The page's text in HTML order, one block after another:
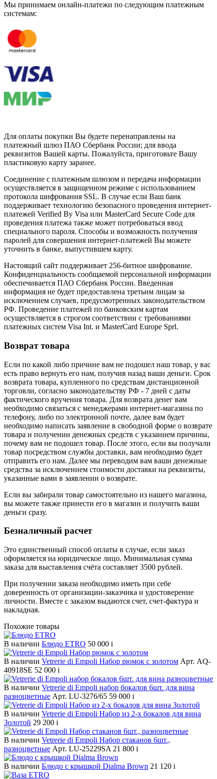
Мы принимаем онлайн-платежи по cледующим платежным
системам:
Для оплаты покупки Вы будете перенаправлены на
платежный шлюз ПАО Сбербанк России; для ввода
реквизитов Вашей карты. Пожалуйста, приготовьте Вашу
пластиковую карту заранее.
Соединение с платежным шлюзом и передача информации
осуществляется в защищенном режиме с использованием
протокола шифрования SSL. В случае если Ваш банк
поддерживает технологию безопасного проведения интернет-
платежей Verified By Visa или MasterCard Secure Code для
проведения платежа также может потребоваться ввод
специального пароля. Способы и возможность получения
паролей для совершения интернет-платежей Вы можете
уточнить в банке, выпустившем карту.
Настоящий сайт поддерживает 256-битное шифрование.
Конфиденциальность сообщаемой персональной информации
обеспечивается ПАО Сбербанк России. Введенная
информация не будет предоставлена третьим лицам за
исключением случаев, предусмотренных законодательством
РФ. Проведение платежей по банковским картам
осуществляется в строгом соответствии с требованиями
платежных систем Visa Int. и MasterCard Europe Sprl.
Возврат товара
Если по какой либо причине вам не подошел наш товар, у вас
есть право вернуть его нам, получив назад ваши деньги. Срок
возврата товара, купленного по средствам дистанционной
торговли, согласно законодательству РФ - 7 дней с даты
фактического вручения товара. Для возврата денег вам
необходимо связаться с менеджерами интернет-магазина по
телефону, либо по электронной почте, далее вам будет
необходимо написать заявление в свободной форме о возврате
товара и получении денежных средств с указанием причины,
почему вам не подошел товар. После этого, если вы получали
товар посредством службы доставки, вам необходимо будет
отправить его нам. Далее мы переводим вам ваши денежные
средства за исключением стоимости доставки на реквизиты,
указанные вами в заявлении о возврате.
Если вы забирали товар самостоятельно из нашего магазина,
вы можете также принести его в магазин и получить ваши
деньги сразу.
Безналичный расчет
Это единственный способ оплаты в случае, если заказ
оформляется на юридическое лицо. Минимальная сумма
заказа для выставления счёта составляет 3500 рублей.
При получении заказа необходимо иметь при себе
доверенность от организации-заказчика и удостоверение
личности. Вместе с заказом выдаются счет, счет-фактура и
накладная.
Похожие товары
В наличии Блюдо ETRO 50 000 i
В наличии Vetrerie di Empoli Набор рюмок с золотом Арт. AQ-
40918SE 52 000 i
В наличии Vetrerie di Empoli набор бокалов 6шт. для вина
разноцветные Арт. LU-3276/65 59 000 i
В наличии Vetrerie di Empoli Набор из 2-х бокалов для вина
Золотой 29 200 i
В наличии Vetrerie di Empoli Набор стаканов 6шт.,
разноцветные Арт. LU-25229SA 21 800 i
В наличии Блюдо с крышкой Dialma Brown 21 120 i